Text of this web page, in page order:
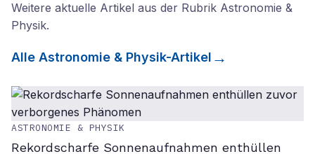
Weitere aktuelle Artikel aus der Rubrik Astronomie &
Physik.
Alle Astronomie & Physik-Artikel
ASTRONOMIE & PHYSIK
Rekordscharfe Sonnenaufnahmen enthüllen